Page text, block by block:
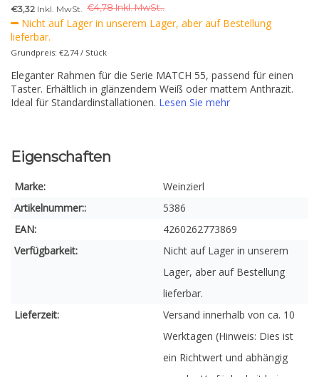
€3,32 Inkl. MwSt. €4,78 Inkl. MwSt..
Nicht auf Lager in unserem Lager, aber auf Bestellung
lieferbar.
Grundpreis: €2,74 / Stück
Eleganter Rahmen für die Serie MATCH 55, passend für einen
Taster. Erhältlich in glänzendem Weiß oder mattem Anthrazit.
Ideal für Standardinstallationen. Lesen Sie mehr
Eigenschaften
Marke:
Weinzierl
Artikelnummer::
5386
EAN:
4260262773869
Verfügbarkeit:
Nicht auf Lager in unserem
Lager, aber auf Bestellung
lieferbar.
Lieferzeit:
Versand innerhalb von ca. 10
Werktagen (Hinweis: Dies ist
ein Richtwert und abhängig